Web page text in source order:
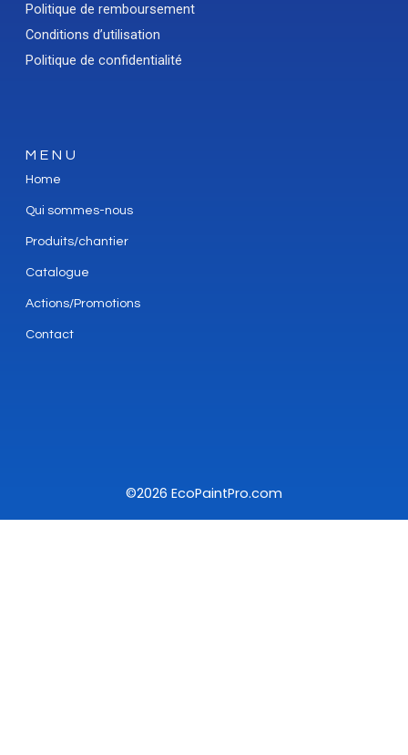
Politique de remboursement
Conditions d’utilisation
Politique de confidentialité
MENU
Home
Qui sommes-nous
Produits/chantier
Catalogue
Actions/Promotions
Contact
©2026 EcoPaintPro.com